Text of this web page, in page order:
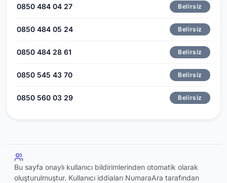
0850 484 04 27 Belirsiz
0850 484 05 24 Belirsiz
0850 484 28 61 Belirsiz
0850 545 43 70 Belirsiz
0850 560 03 29 Belirsiz
Bu sayfa onaylı kullanıcı bildirimlerinden otomatik olarak
oluşturulmuştur. Kullanıcı iddiaları NumaraAra tarafından